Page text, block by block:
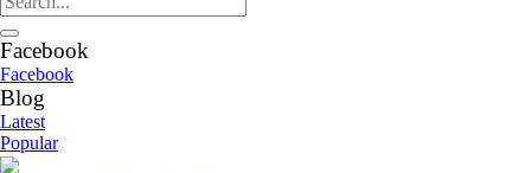
Facebook
Facebook
Blog
Latest
Popular